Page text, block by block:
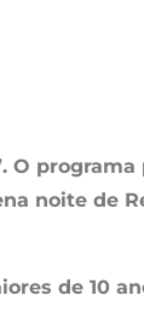
O
noite de
de 10